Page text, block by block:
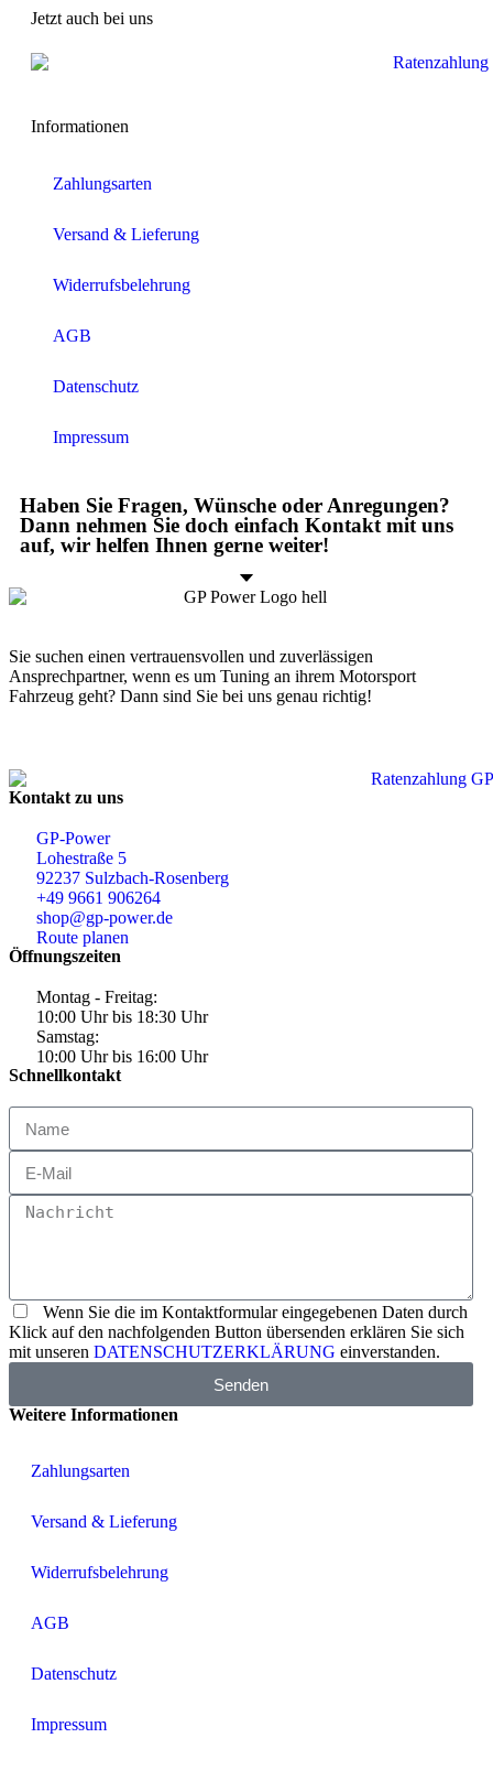
Jetzt auch bei uns
Informationen
Zahlungsarten
Versand & Lieferung
Widerrufsbelehrung
AGB
Datenschutz
Impressum
Haben Sie Fragen, Wünsche oder Anregungen?
Dann nehmen Sie doch einfach Kontakt mit uns
auf, wir helfen Ihnen gerne weiter!
Sie suchen einen vertrauensvollen und zuverlässigen
Ansprechpartner, wenn es um Tuning an ihrem Motorsport
Fahrzeug geht? Dann sind Sie bei uns genau richtig!
Kontakt zu uns
GP-Power
Lohestraße 5
92237 Sulzbach-Rosenberg
+49 9661 906264
shop@gp-power.de
Route planen
Öffnungszeiten
Montag - Freitag:
10:00 Uhr bis 18:30 Uhr
Samstag:
10:00 Uhr bis 16:00 Uhr
Schnellkontakt
Wenn Sie die im Kontaktformular eingegebenen Daten durch
Klick auf den nachfolgenden Button übersenden erklären Sie sich
mit unseren DATENSCHUTZERKLÄRUNG einverstanden.
Senden
Weitere Informationen
Zahlungsarten
Versand & Lieferung
Widerrufsbelehrung
AGB
Datenschutz
Impressum